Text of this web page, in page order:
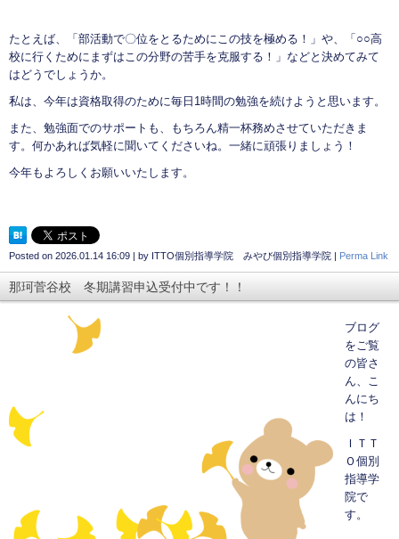
たとえば、「部活動で〇位をとるためにこの技を極める！」や、「○○高
校に行くためにまずはこの分野の苦手を克服する！」などと決めてみて
はどうでしょうか。
私は、今年は資格取得のために毎日1時間の勉強を続けようと思います。
また、勉強面でのサポートも、もちろん精一杯務めさせていただきま
す。何かあれば気軽に聞いてくださいね。一緒に頑張りましょう！
今年もよろしくお願いいたします。
Posted on 2026.01.14 16:09 | by ITTO個別指導学院 みやび個別指導学院 | Perma Link
那珂菅谷校 冬期講習申込受付中です！！
ブログ
をご覧
の皆さ
ん、こ
んにち
は！
ＩＴＴ
Ｏ個別
指導学
院で
す。